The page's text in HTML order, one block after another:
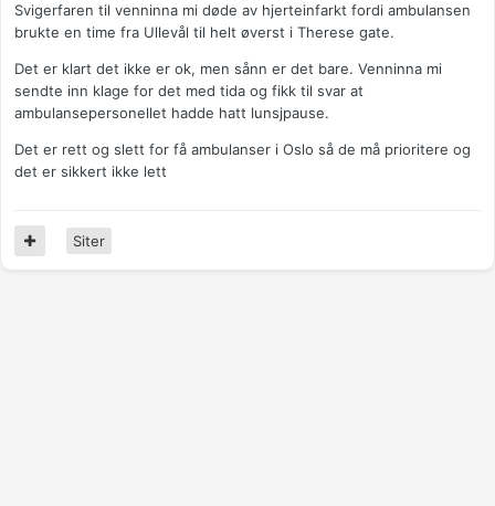
Svigerfaren til venninna mi døde av hjerteinfarkt fordi ambulansen
brukte en time fra Ullevål til helt øverst i Therese gate.
Det er klart det ikke er ok, men sånn er det bare. Venninna mi
sendte inn klage for det med tida og fikk til svar at
ambulansepersonellet hadde hatt lunsjpause.
Det er rett og slett for få ambulanser i Oslo så de må prioritere og
det er sikkert ikke lett
Siter